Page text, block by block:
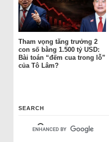
Tham vọng tăng trưởng 2
con số bằng 1.500 tỷ USD:
Bài toán “đếm cua trong lỗ”
của Tô Lâm?
SEARCH